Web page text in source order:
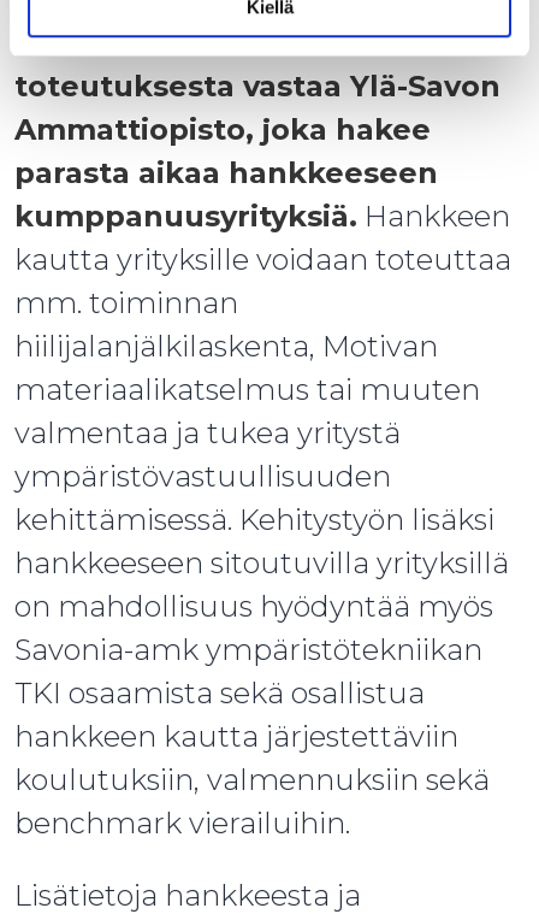
Kiellä
Ylä-Savon alueella hankkeen
toteutuksesta vastaa Ylä-Savon
Ammattiopisto, joka hakee
parasta aikaa hankkeeseen
kumppanuusyrityksiä. Hankkeen
kautta yrityksille voidaan toteuttaa
mm. toiminnan
hiilijalanjälkilaskenta, Motivan
materiaalikatselmus tai muuten
valmentaa ja tukea yritystä
ympäristövastuullisuuden
kehittämisessä. Kehitystyön lisäksi
hankkeeseen sitoutuvilla yrityksillä
on mahdollisuus hyödyntää myös
Savonia-amk ympäristötekniikan
TKI osaamista sekä osallistua
hankkeen kautta järjestettäviin
koulutuksiin, valmennuksiin sekä
benchmark vierailuihin.
Lisätietoja hankkeesta ja